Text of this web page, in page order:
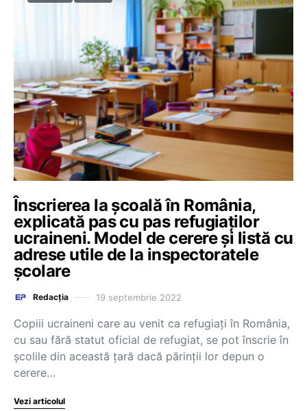
Înscrierea la școală în România,
explicată pas cu pas refugiaților
ucraineni. Model de cerere și listă cu
adrese utile de la inspectoratele
școlare
Redacția 19 septembrie 2022
Copiii ucraineni care au venit ca refugiați în România,
cu sau fără statut oficial de refugiat, se pot înscrie în
școlile din această țară dacă părinții lor depun o
cerere…
Vezi articolul